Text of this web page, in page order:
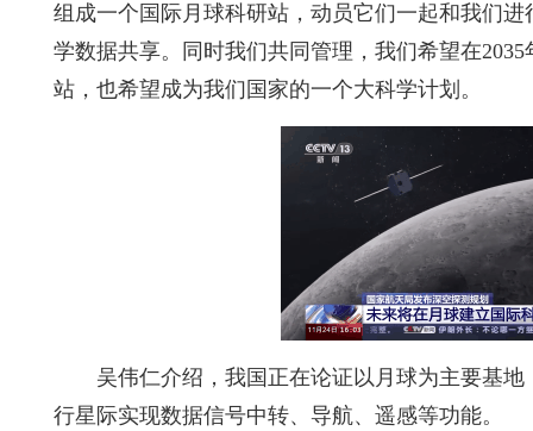
组成一个国际月球科研站，动员它们一起和我们
学数据共享。同时我们共同管理，我们希望在
站，也希望成为我们国家的一个大科学计划。
吴伟仁介绍，我国正在论证以月球为主要基
行星际实现数据信号中转、导航、遥感等功能。